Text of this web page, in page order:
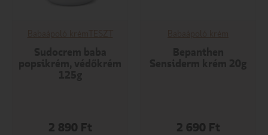
2 890 Ft 2 690 Ft